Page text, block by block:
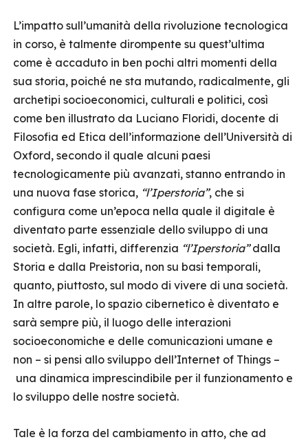
L’impatto sull’umanità della rivoluzione tecnologica
in corso, è talmente dirompente su quest’ultima
come è accaduto in ben pochi altri momenti della
sua storia, poiché ne sta mutando, radicalmente, gli
archetipi socioeconomici, culturali e politici, così
come ben illustrato da Luciano Floridi, docente di
Filosofia ed Etica dell’informazione dell’Università di
Oxford, secondo il quale alcuni paesi
tecnologicamente più avanzati, stanno entrando in
una nuova fase storica, “l’Iperstoria”, che si
configura come un’epoca nella quale il digitale è
diventato parte essenziale dello sviluppo di una
società. Egli, infatti, differenzia “l’Iperstoria”dalla
Storia e dalla Preistoria, non su basi temporali,
quanto, piuttosto, sul modo di vivere di una società.
In altre parole, lo spazio cibernetico è diventato e
sarà sempre più, il luogo delle interazioni
socioeconomiche e delle comunicazioni umane e
non – si pensi allo sviluppo dell’Internet of Things –
una dinamica imprescindibile per il funzionamento e
lo sviluppo delle nostre società.
Tale è la forza del cambiamento in atto, che ad